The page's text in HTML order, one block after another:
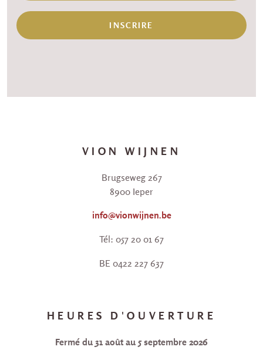
INSCRIRE
VION WIJNEN
Brugseweg 267
8900 Ieper
info@vionwijnen.be
Tél: 057 20 01 67
BE 0422 227 637
HEURES D'OUVERTURE
Fermé du 31 août au 5 septembre 2026